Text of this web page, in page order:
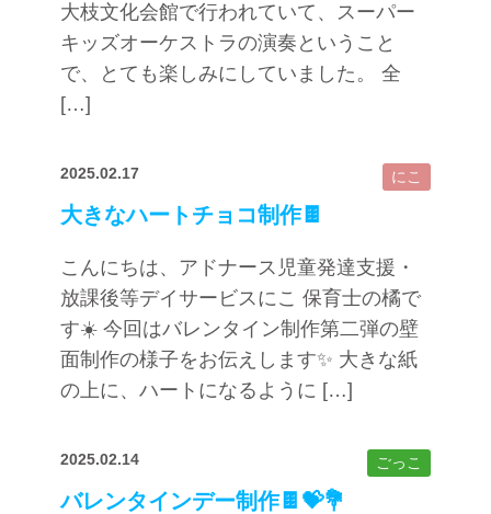
大枝文化会館で行われていて、スーパー
キッズオーケストラの演奏ということ
で、とても楽しみにしていました。 全
[…]
2025.02.17 にこ
大きなハートチョコ制作🍫
こんにちは、アドナース児童発達支援・
放課後等デイサービスにこ 保育士の橘で
す☀️ 今回はバレンタイン制作第二弾の壁
面制作の様子をお伝えします✨ 大きな紙
の上に、ハートになるように […]
2025.02.14 ごっこ
バレンタインデー制作🍫💝💐